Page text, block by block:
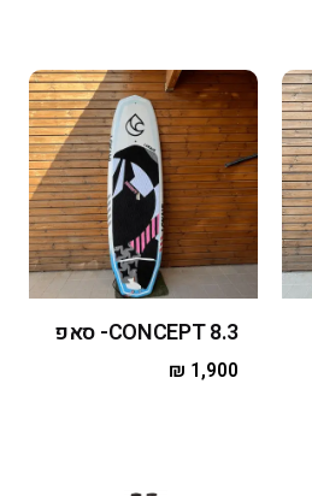
8.3 CONCEPT- סאפ
₪ 1,900